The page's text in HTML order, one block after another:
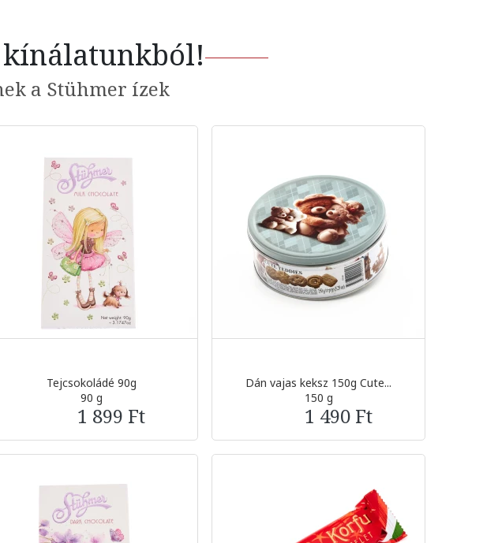
kínálatunkból!
a Stühmer ízek
Tejcsokoládé 90g
90 g
1 899 Ft
Dán vajas keksz 150g Cute...
150 g
1 490 Ft